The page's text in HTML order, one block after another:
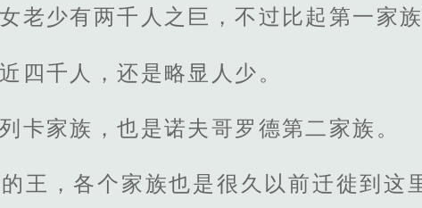
老少有两千人之巨，不过比起第一家族
四千人，还是略显人少。
卡家族，也是诺夫哥罗德第二家族。
王，各个家族也是很久以前迁徙到这